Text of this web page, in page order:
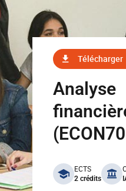
Télécharger
Analyse
benefits
ECTS
2 crédits